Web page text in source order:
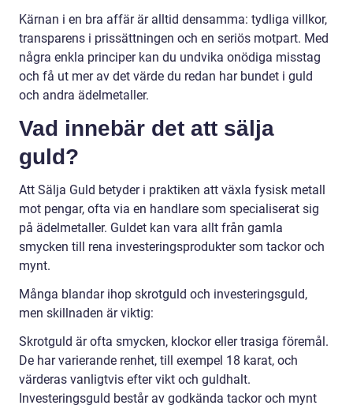
Kärnan i en bra affär är alltid densamma: tydliga villkor,
transparens i prissättningen och en seriös motpart. Med
några enkla principer kan du undvika onödiga misstag
och få ut mer av det värde du redan har bundet i guld
och andra ädelmetaller.
Vad innebär det att sälja
guld?
Att Sälja Guld betyder i praktiken att växla fysisk metall
mot pengar, ofta via en handlare som specialiserat sig
på ädelmetaller. Guldet kan vara allt från gamla
smycken till rena investeringsprodukter som tackor och
mynt.
Många blandar ihop skrotguld och investeringsguld,
men skillnaden är viktig:
Skrotguld är ofta smycken, klockor eller trasiga föremål.
De har varierande renhet, till exempel 18 karat, och
värderas vanligtvis efter vikt och guldhalt.
Investeringsguld består av godkända tackor och mynt